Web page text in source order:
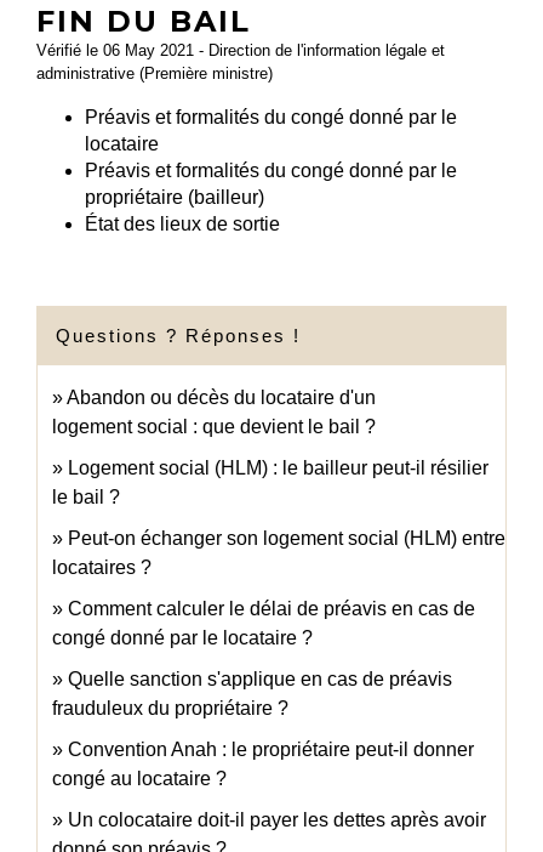
FIN DU BAIL
Vérifié le 06 May 2021 - Direction de l'information légale et
administrative (Première ministre)
Préavis et formalités du congé donné par le
locataire
Préavis et formalités du congé donné par le
propriétaire (bailleur)
État des lieux de sortie
Questions ? Réponses !
Abandon ou décès du locataire d'un
logement social : que devient le bail ?
Logement social (HLM) : le bailleur peut-il résilier
le bail ?
Peut-on échanger son logement social (HLM) entre
locataires ?
Comment calculer le délai de préavis en cas de
congé donné par le locataire ?
Quelle sanction s'applique en cas de préavis
frauduleux du propriétaire ?
Convention Anah : le propriétaire peut-il donner
congé au locataire ?
Un colocataire doit-il payer les dettes après avoir